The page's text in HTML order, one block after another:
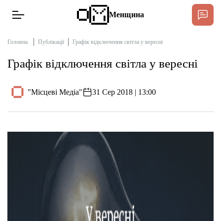
Тексти
Менщина
Головна Публікації Графік відключення світла у вересні
Графік відключення світла у вересні
"Місцеві Медіа" 31 Сер 2018 | 13:00